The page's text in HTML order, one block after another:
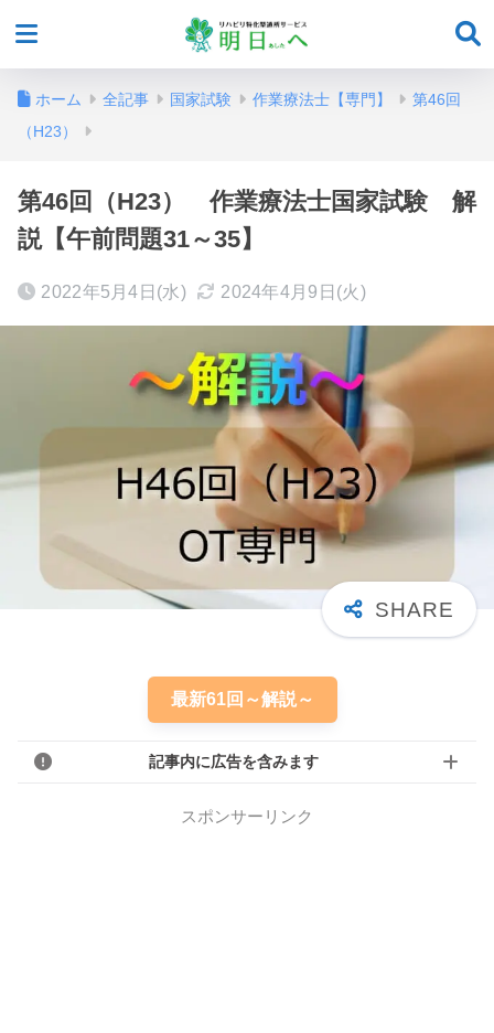
ホーム 全記事 国家試験 作業療法士【専門】
第46回
（H23）
第46回（H23） 作業療法士国家試験 解
説【午前問題31～35】
2022年5月4日(水) 2024年4月9日(火)
最新61回～解説～
記事内に広告を含みます
スポンサーリンク